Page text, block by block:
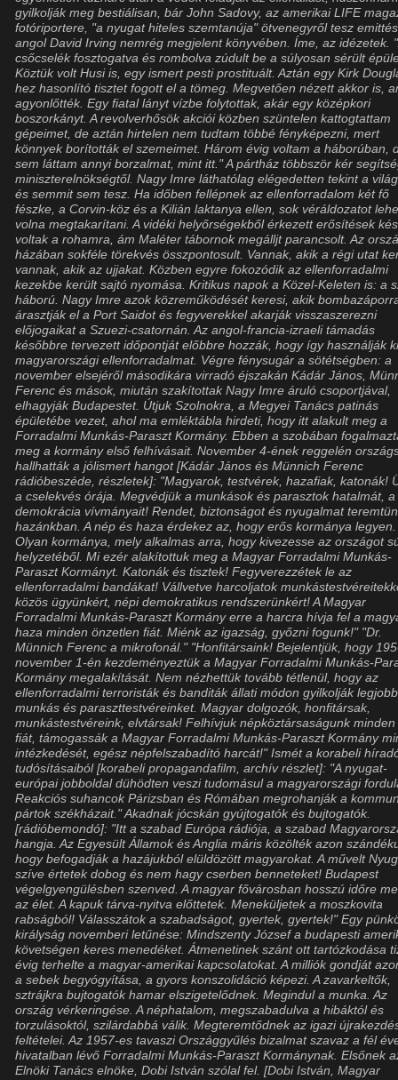
gyilkolják meg bestiálisan, bár John Sadovy, az amerikai LIFE
fotóriportere, "a nyugat hiteles szemtanúja" ötvenegyről tesz
angol David Irving nemrég megjelent könyvében. Íme, az idézetek.
csőcselék fosztogatva és rombolva zúdult be a súlyosan sérült
Köztük volt Husi is, egy ismert pesti prostituált. Aztán egy Kirk
hez hasonlító tisztet fogott el a tömeg. Megvetően nézett akkor is,
agyonlőtték. Egy fiatal lányt vízbe folytottak, akár egy középkori
boszorkányt. A revolverhősök akciói közben szüntelen kattogtattam
gépeimet, de aztán hirtelen nem tudtam többé fényképezni, mert
könnyek borították el szemeimet. Három évig voltam a háborúban,
sem láttam annyi borzalmat, mint itt." A pártház többször kér
miniszterelnökségtől. Nagy Imre láthatólag elégedetten tekint a
és semmit sem tesz. Ha időben fellépnek az ellenforradalom két fő
fészke, a Corvin-köz és a Kilián laktanya ellen, sok véráldozatot
volna megtakarítani. A vidéki helyőrségekből érkezett erősítések
voltak a rohamra, ám Maléter tábornok megálljt parancsolt. Az
házában sokféle törekvés összpontosult. Vannak, akik a régi utat
vannak, akik az ujjakat. Közben egyre fokozódik az ellenforradalmi
kezekbe került sajtó nyomása. Kritikus napok a Közel-Keleten is: a
háború. Nagy Imre azok közreműködését keresi, akik
árasztják el a Port Saidot és fegyverekkel akarják visszaszerezni
előjogaikat a Szuezi-csatornán. Az angol-francia-izraeli támadás
későbbre tervezett időpontját előbbre hozzák, hogy így használják
magyarországi ellenforradalmat. Végre fénysugár a sötétségben: a
november elsejéről másodikára virradó éjszakán Kádár János,
Ferenc és mások, miután szakítottak Nagy Imre áruló csoportjával,
elhagyják Budapestet. Útjuk Szolnokra, a Megyei Tanács patinás
épületébe vezet, ahol ma emléktábla hirdeti, hogy itt alakult meg a
Forradalmi Munkás-Paraszt Kormány. Ebben a szobában
meg a kormány első felhívásait. November 4-ének reggelén
hallhatták a jólismert hangot [Kádár János és Münnich Ferenc
rádióbeszéde, részletek]: "Magyarok, testvérek, hazafiak, katonák!
a cselekvés órája. Megvédjük a munkások és parasztok hatalmát,
demokrácia vívmányait! Rendet, biztonságot és nyugalmat
hazánkban. A nép és haza érdekez az, hogy erős kormánya legyen.
Olyan kormánya, mely alkalmas arra, hogy kivezesse az országot
helyzetéből. Mi ezér alakítottuk meg a Magyar Forradalmi Munkás-
Paraszt Kormányt. Katonák és tisztek! Fegyverezzétek le az
ellenforradalmi bandákat! Vállvetve harcoljatok
közös ügyünkért, népi demokratikus rendszerünkért! A Magyar
Forradalmi Munkás-Paraszt Kormány erre a harcra hívja fel a
haza minden önzetlen fiát. Miénk az igazság, győzni fogunk!" "Dr.
Münnich Ferenc a mikrofonál." "Honfitársaink! Bejelentjük, hogy
november 1-én kezdeményeztük a Magyar Forradalmi Munkás-
Kormány megalakítását. Nem nézhettük tovább tétlenül, hogy az
ellenforradalmi terroristák és banditák állati módon gyilkolják legjobb
munkás és paraszttestvéreinket. Magyar dolgozók, honfitársak,
munkástestvéreink, elvtársak! Felhívjuk népköztársaságunk
fiát, támogassák a Magyar Forradalmi Munkás-Paraszt Kormány
intézkedését, egész népfelszabadító harcát!" Ismét a korabeli
tudósításaiból [korabeli propagandafilm, archív részlet]: "A nyugat-
európai jobboldal dühödten veszi tudomásul a magyarországi
Reakciós suhancok Párizsban és Rómában megrohanják a
pártok székházait." Akadnak jócskán gyújtogatók és bujtogatók.
[rádióbemondó]: "Itt a szabad Európa rádiója, a szabad
hangja. Az Egyesült Államok és Anglia máris közölték azon
hogy befogadják a hazájukból elüldözött magyarokat. A művelt
szíve értetek dobog és nem hagy cserben benneteket! Budapest
végelgyengülésben szenved. A magyar fővárosban hosszú időre
az élet. A kapuk tárva-nyitva előttetek. Meneküljetek a moszkovita
rabságból! Válasszátok a szabadságot, gyertek, gyertek!" Egy
királyság novemberi letűnése: Mindszenty József a budapesti
követségen keres menedéket. Átmenetinek szánt ott tartózkodása
évig terhelte a magyar-amerikai kapcsolatokat. A milliók gondját
a sebek begyógyítása, a gyors konszolidáció képezi. A zavarkeltők,
sztrájkra bujtogatók hamar elszigetelődnek. Megindul a munka. Az
ország vérkeringése. A néphatalom, megszabadulva a hibáktól és
torzulásoktól, szilárdabbá válik. Megteremtődnek az igazi
feltételei. Az 1957-es tavaszi Országgyűlés bizalmat szavaz a fél
hivatalban lévő Forradalmi Munkás-Paraszt Kormánynak. Elsőnek
Elnöki Tanács elnöke, Dobi István szólal fel. [Dobi István, Magyar